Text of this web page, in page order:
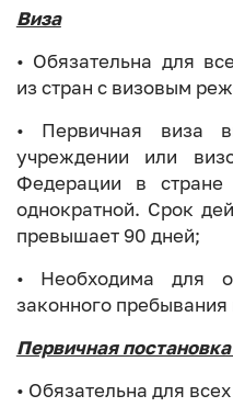
Виза
• Обязательна для
из стран с визовым
• Первичная виза
учреждении или
Федерации в стране
однократной. Срок
превышает 90 дней;
• Необходима для
законного пребывания
Первичная
• Обязательна для